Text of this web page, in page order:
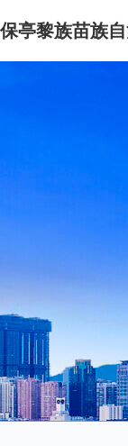
保亭黎族苗族